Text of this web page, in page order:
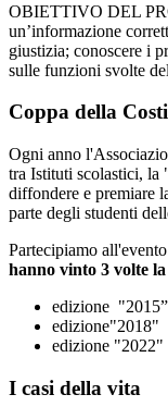
OBIETTIVO DEL
un’informazione
giustizia; conoscere i
sulle funzioni svolte
Coppa della
Ogni anno
tra Istituti scolastici, la
diffondere e premiare
parte degli studenti
Partecipiamo
hanno vinto 3 volte
edizione "2015”
edizione"2018"
edizione "2022"
I casi della vita